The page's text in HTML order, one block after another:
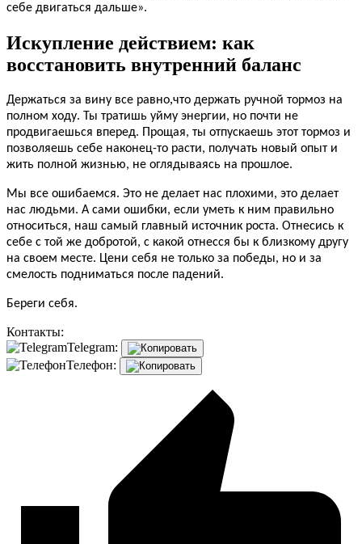
себе двигаться дальше».
Искупление действием: как
восстановить внутренний баланс
Держаться за вину все равно,что держать ручной тормоз на
полном ходу. Ты тратишь уйму энергии, но почти не
продвигаешься вперед. Прощая, ты отпускаешь этот тормоз и
позволяешь себе наконец-то расти, получать новый опыт и
жить полной жизнью, не оглядываясь на прошлое.
Мы все ошибаемся. Это не делает нас плохими, это делает
нас людьми. А сами ошибки, если уметь к ним правильно
относиться, наш самый главный источник роста. Отнесись к
себе с той же добротой, с какой отнесся бы к близкому другу
на своем месте. Цени себя не только за победы, но и за
смелость подниматься после падений.
Береги себя.
Контакты:
Telegram:
Телефон: